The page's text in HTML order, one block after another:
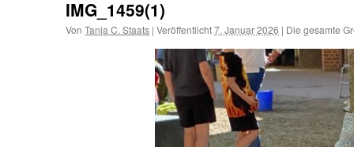
IMG_1459(1)
Von Tanja C. Staats | Veröffentlicht 7. Januar 2026 | Die gesamte